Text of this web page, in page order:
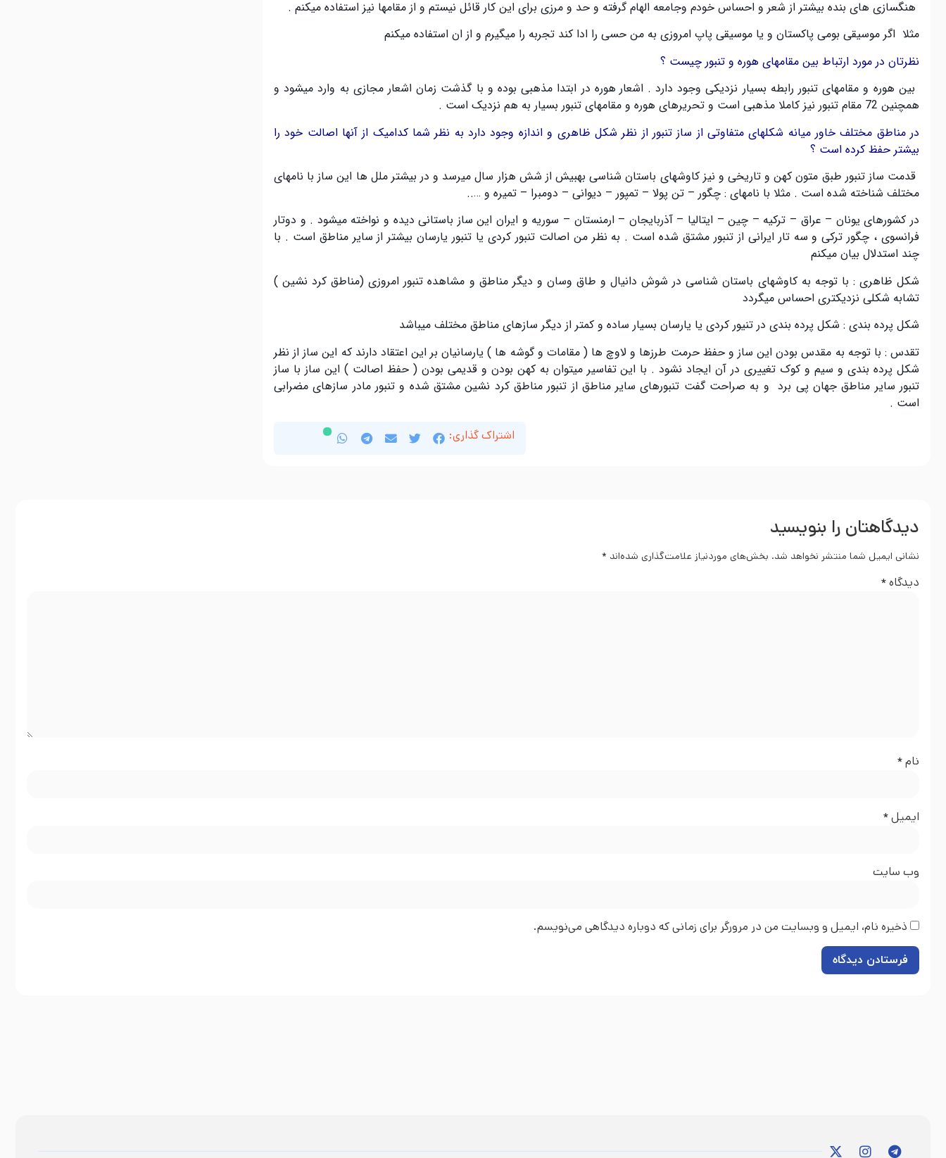
هنگسازی های بنده بیشتر از شعر و احساس خودم وجامعه الهام گرفته و حد و مرزی برای این کار قائل نیستم و از مقامها نیز استفاده میکنم .
مثلا اگر موسیقی بومی پاکستان و یا موسیقی پاپ امروزی به من حسی را ادا کند تجربه را میگیرم و از ان استفاده میکنم
نظرتان در مورد ارتباط بین مقامهای هوره و تنبور چیست ؟
بین هوره و مقامهای تنبور رابطه بسیار نزدیکی وجود دارد . اشعار هوره در ابتدا مذهبی بوده و با گذشت زمان اشعار مجازی به وارد میشود و
همچنین 72 مقام تنبور نیز کاملا مذهبی است و تحریرهای هوره و مقامهای تنبور بسیار به هم نزدیک است .
در مناطق مختلف خاور میانه شکلهای متفاوتی از ساز تنبور از نظر شکل ظاهری و اندازه وجود دارد به نظر شما کدامیک از آنها اصالت خود را
بیشتر حفظ کرده است ؟
قدمت ساز تنبور طبق متون کهن و تاریخی و نیز کاوشهای باستان شناسی بهبیش از شش هزار سال میرسد و در بیشتر ملل ها این ساز با نامهای
مختلف شناخته شده است . مثلا با نامهای : چگور – تن پولا – تمپور – دیوانی – دومبرا – تمیره و …..
در کشورهای یونان – عراق – ترکیه – چین – ایتالیا – آذربایجان – ارمنستان – سوریه و ایران این ساز باستانی دیده و نواخته میشود . و دوتار
فرانسوی ، چگور ترکی و سه تار ایرانی از تنبور مشتق شده است . به نظر من اصالت تنبور کردی یا تنبور یارسان بیشتر از سایر مناطق است . با
چند استدلال بیان میکنم
شکل ظاهری : با توجه به کاوشهای باستان شناسی در شوش دانیال و طاق وسان و دیگر مناطق و مشاهده تنبور امروزی (مناطق کرد نشین )
تشابه شکلی نزدیکتری احساس میگردد
شکل پرده بندی : شکل پرده بندی در تنیور کردی یا یارسان بسیار ساده و کمتر از دیگر سازهای مناطق مختلف میباشد
تقدس : با توجه به مقدس بودن این ساز و حفظ حرمت طرزها و لاوچ ها (مقامات و گوشه ها ) یارسانیان بر این اعتقاد دارند که این ساز از نظر
شکل پرده بندی و سیم و کوک تغییری در آن ایجاد نشود . با این تفاسیر میتوان به کهن بودن و قدیمی بودن(حفظ اصالت) این ساز با ساز
تنبور سایر مناطق جهان پی برد و به صراحت گفت تنبورهای سایر مناطق از تنبور مناطق کرد نشین مشتق شده و تنبور مادر سازهای مضرابی
است .
اشتراک گذاری:
دیدگاهتان را بنویسید
نشانی ایمیل شما منتشر نخواهد شد. بخش‌های موردنیاز علامت‌گذاری شده‌اند *
دیدگاه*
نام*
ایمیل*
وب‌ سایت
ذخیره نام، ایمیل و وبسایت من در مرورگر برای زمانی که دوباره دیدگاهی می‌نویسم.